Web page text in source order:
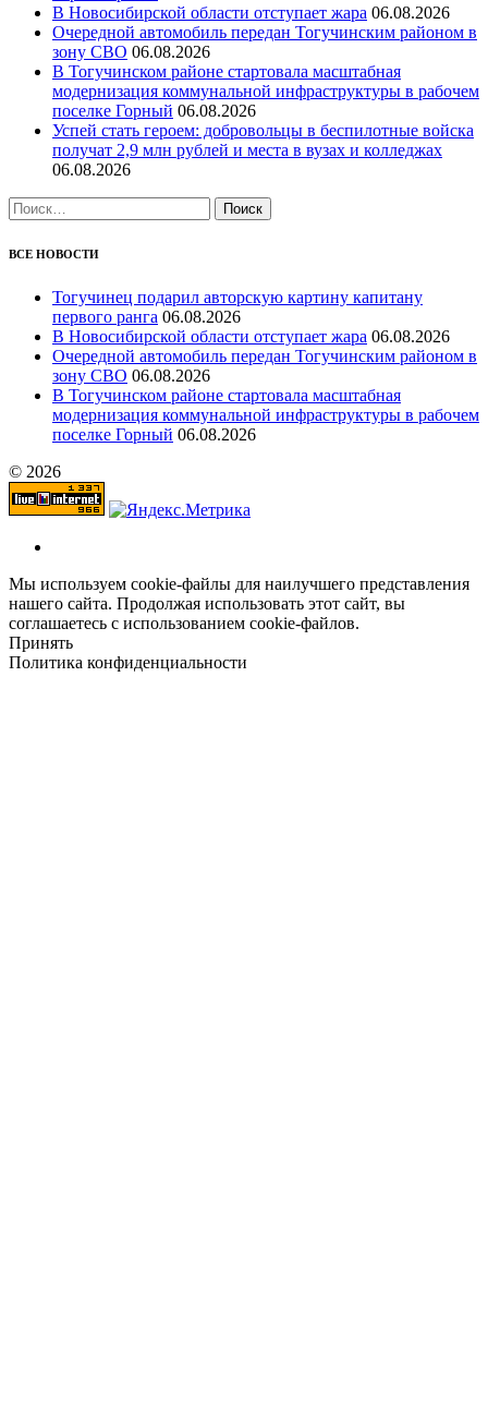
В Новосибирской области отступает жара 06.08.2026
Очередной автомобиль передан Тогучинским районом в
зону СВО 06.08.2026
В Тогучинском районе стартовала масштабная
модернизация коммунальной инфраструктуры в рабочем
поселке Горный 06.08.2026
Успей стать героем: добровольцы в беспилотные войска
получат 2,9 млн рублей и места в вузах и колледжах
06.08.2026
Найти:
ВСЕ НОВОСТИ
Тогучинец подарил авторскую картину капитану
первого ранга 06.08.2026
В Новосибирской области отступает жара 06.08.2026
Очередной автомобиль передан Тогучинским районом в
зону СВО 06.08.2026
В Тогучинском районе стартовала масштабная
модернизация коммунальной инфраструктуры в рабочем
поселке Горный 06.08.2026
© 2026
Мы используем cookie-файлы для наилучшего представления
нашего сайта. Продолжая использовать этот сайт, вы
соглашаетесь с использованием cookie-файлов.
Принять
Политика конфиденциальности